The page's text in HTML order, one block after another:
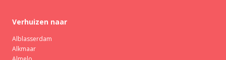
Verhuizen naar
Alblasserdam
Alkmaar